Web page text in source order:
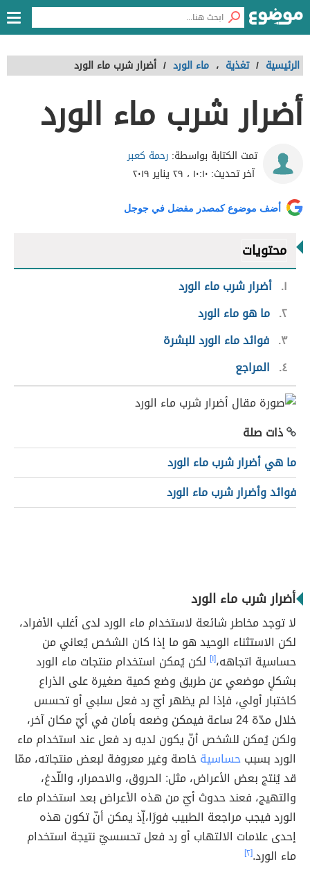
الرئيسية / تغذية ، ماء الورد / أضرار شرب ماء الورد
أضرار شرب ماء الورد
تمت الكتابة بواسطة: رحمة كعبر
آخر تحديث: ١٠:١٠ ، ٢٩ يناير ٢٠١٩
أضف موضوع كمصدر مفضل في جوجل
محتويات
١ أضرار شرب ماء الورد
٢ ما هو ماء الورد
٣ فوائد ماء الورد للبشرة
٤
المراجع
ذات صلة
ما هي أضرار شرب ماء الورد
فوائد وأضرار شرب ماء الورد
أضرار شرب ماء الورد
لا توجد مخاطر شائعة لاستخدام ماء الورد لدى أغلب الأفراد،
لكن الاستثناء الوحيد هو ما إذا كان الشخص يُعاني من
حساسية اتجاهه،[١] لكن يُمكن استخدام منتجات ماء الورد
بشكلٍ موضعي عن طريق وضع كمية صغيرة على الذراع
كاختبار أولي، فإذا لم يظهر أيّ رد فعل سلبي أو تحسس
خلال مدّة 24 ساعة فيمكن وضعه بأمان في أيّ مكان آخر،
ولكن يُمكن للشخص أنّ يكون لديه رد فعل عند استخدام ماء
الورد بسببحساسيةخاصة وغير معروفة لبعض منتجاته، ممّا
قد يُنتج بعض الأعراض، مثل: الحروق، والاحمرار، واللّدغ،
والتهيج، فعند حدوث أيّ من هذه الأعراض بعد استخدام ماء
الورد فيجب مراجعة الطبيب فورًا،إّذ يمكن أنّ تكون هذه
إحدى علامات الالتهاب أو رد فعل تحسسيّ نتيجة استخدام
ماء الورد.[٢]